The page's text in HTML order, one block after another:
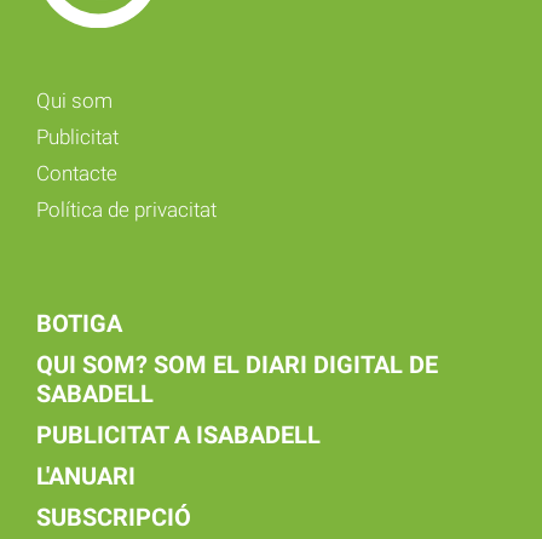
Qui som
Publicitat
Contacte
Política de privacitat
BOTIGA
QUI SOM? SOM EL DIARI DIGITAL DE
SABADELL
PUBLICITAT A ISABADELL
L'ANUARI
SUBSCRIPCIÓ